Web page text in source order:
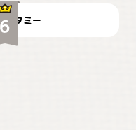
タミー